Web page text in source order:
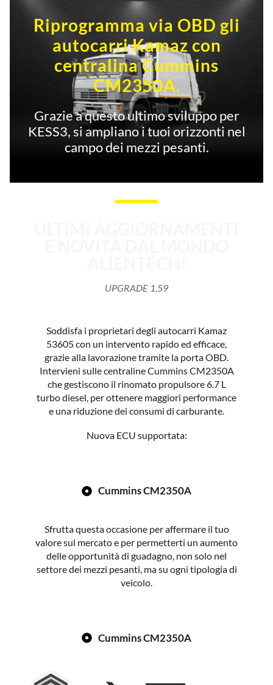
Riprogramma via OBD gli
autocarri Kamaz con
centralina Cummins
CM2350A.
Grazie a questo ultimo sviluppo per
KESS3, si ampliano i tuoi orizzonti nel
campo dei mezzi pesanti.
UPGRADE 1.59
Soddisfa i proprietari degli autocarri Kamaz
53605 con un intervento rapido ed efficace,
grazie alla lavorazione tramite la porta OBD.
Intervieni sulle centraline Cummins CM2350A
che gestiscono il rinomato propulsore 6.7 L
turbo diesel, per ottenere maggiori performance
e una riduzione dei consumi di carburante.
Nuova ECU supportata:
Cummins CM2350A
Sfrutta questa occasione per affermare il tuo
valore sul mercato e per permetterti un aumento
delle opportunità di guadagno, non solo nel
settore dei mezzi pesanti, ma su ogni tipologia di
veicolo.
Cummins CM2350A